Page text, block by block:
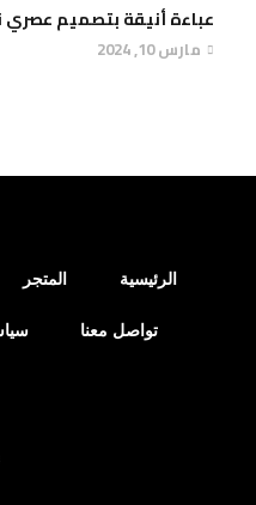
عباءة أنيقة بتصميم عصري
مارس 10, 2024
الرئيسية المتجر
تواصل معنا